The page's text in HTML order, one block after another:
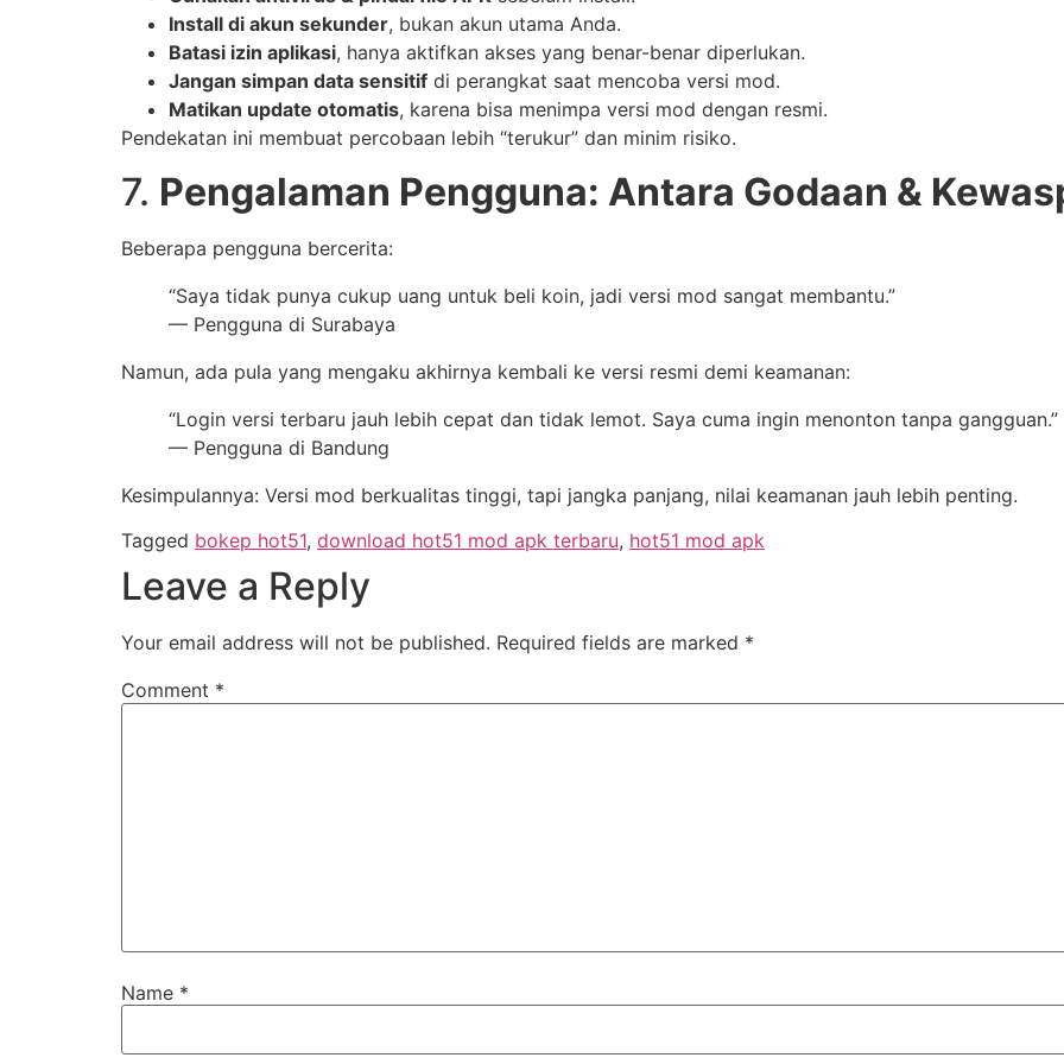
Install di akun sekunder, bukan akun utama Anda.
Batasi izin aplikasi, hanya aktifkan akses yang benar-benar diperlukan.
Jangan simpan data sensitif di perangkat saat mencoba versi mod.
Matikan update otomatis, karena bisa menimpa versi mod dengan resmi.
Pendekatan ini membuat percobaan lebih “terukur” dan minim risiko.
7. Pengalaman Pengguna: Antara Godaan &
Beberapa pengguna bercerita:
“Saya tidak punya cukup uang untuk beli koin, jadi versi mod sangat membantu.”
— Pengguna di Surabaya
Namun, ada pula yang mengaku akhirnya kembali ke versi resmi demi keamanan:
“Login versi terbaru jauh lebih cepat dan tidak lemot. Saya cuma ingin menonton tanpa gangguan.”
— Pengguna di Bandung
Kesimpulannya: Versi mod berkualitas tinggi, tapi jangka panjang, nilai keamanan jauh lebih penting.
Tagged bokep hot51, download hot51 mod apk terbaru, hot51 mod apk
Leave a Reply
Your email address will not be published. Required fields are marked *
Comment *
Name *